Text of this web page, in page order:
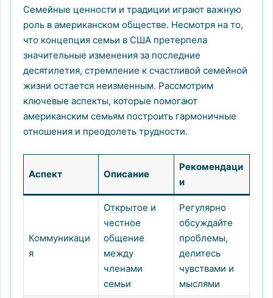
Семейные ценности и традиции играют важную
роль в американском обществе. Несмотря на то,
что концепция семьи в США претерпела
значительные изменения за последние
десятилетия, стремление к счастливой семейной
жизни остается неизменным. Рассмотрим
ключевые аспекты, которые помогают
американским семьям построить гармоничные
отношения и преодолеть трудности.
Аспект Описание
Рекомендаци
и
Коммуникаци
я
Открытое и
честное
общение
между
членами
семьи
Регулярно
обсуждайте
проблемы,
делитесь
чувствами и
мыслями